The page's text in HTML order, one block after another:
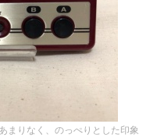
まりなく、のっぺりとした印象